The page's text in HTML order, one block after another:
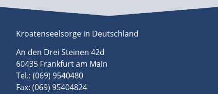
Kroatenseelsorge in Deutschland
An den Drei Steinen 42d
60435 Frankfurt am Main
Tel.: (069) 9540480
Fax: (069) 95404824